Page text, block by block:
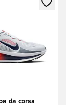
da corsa